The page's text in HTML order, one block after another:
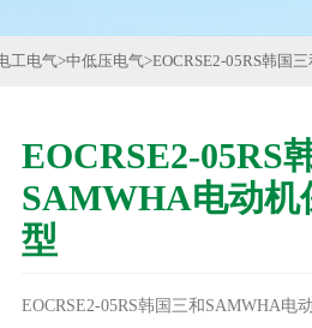
工电气>中低压电气>EOCRSE2-05RS韩国
EOCRSE2-05RS
SAMWHA电动机
型
EOCRSE2-05RS韩国三和SAMWHA电